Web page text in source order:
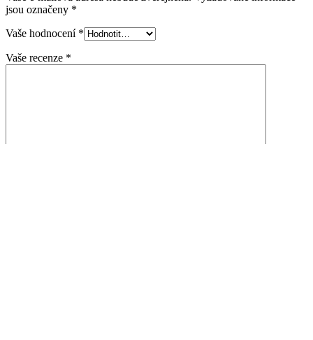
jsou označeny *
Vaše hodnocení *
Vaše recenze *